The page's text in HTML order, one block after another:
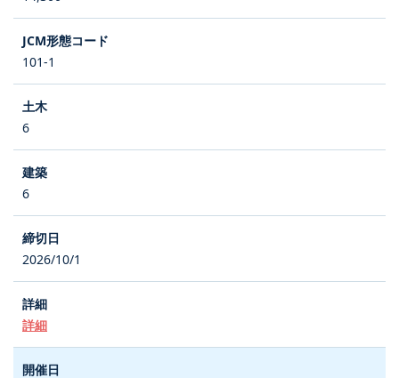
101-1
6
6
2026/10/1
詳細